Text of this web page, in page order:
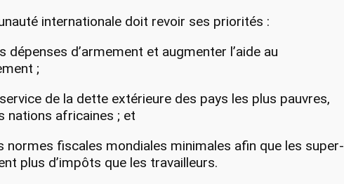
internationale doit revoir ses priorités :
dépenses d’armement et augmenter l’aide au
;
de la dette extérieure des pays les plus pauvres,
nations africaines ; et
normes fiscales mondiales minimales afin que les super-
plus d’impôts que les travailleurs.